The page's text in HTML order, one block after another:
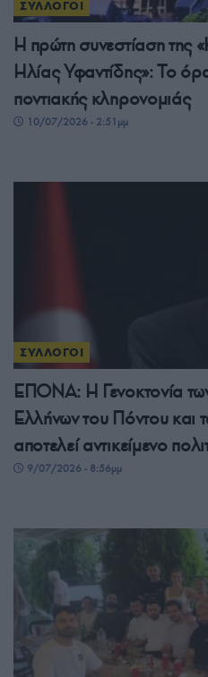
ΣΥΛΛΟΓΟΙ
Η πρώτη συνεστίαση της
Ηλίας Υφαντίδης»: Το
ποντιακής κληρονομιάς
10/07/2026 - 2:51μμ
ΣΥΛΛΟΓΟΙ
ΕΠΟΝΑ: Η Γενοκτονία
Ελλήνων του Πόντου και
αποτελεί αντικείμενο
9/07/2026 - 8:56μμ